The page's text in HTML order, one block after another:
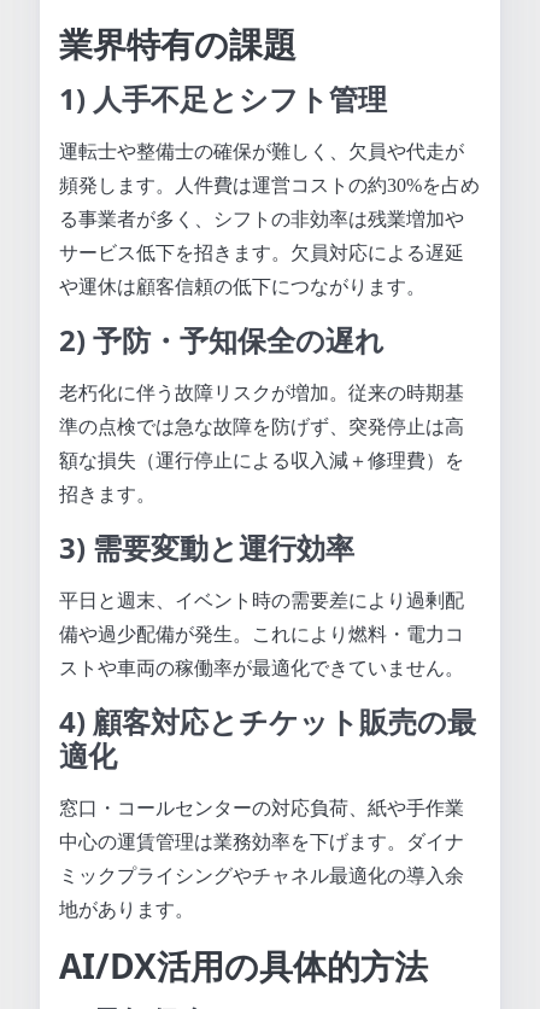
業界特有の課題
1) 人手不足とシフト管理
運転士や整備士の確保が難しく、欠員や代走が
頻発します。人件費は運営コストの約30%を占め
る事業者が多く、シフトの非効率は残業増加や
サービス低下を招きます。欠員対応による遅延
や運休は顧客信頼の低下につながります。
2) 予防・予知保全の遅れ
老朽化に伴う故障リスクが増加。従来の時期基
準の点検では急な故障を防げず、突発停止は高
額な損失（運行停止による収入減＋修理費）を
招きます。
3) 需要変動と運行効率
平日と週末、イベント時の需要差により過剰配
備や過少配備が発生。これにより燃料・電力コ
ストや車両の稼働率が最適化できていません。
4) 顧客対応とチケット販売の最
適化
窓口・コールセンターの対応負荷、紙や手作業
中心の運賃管理は業務効率を下げます。ダイナ
ミックプライシングやチャネル最適化の導入余
地があります。
AI/DX活用の具体的方法